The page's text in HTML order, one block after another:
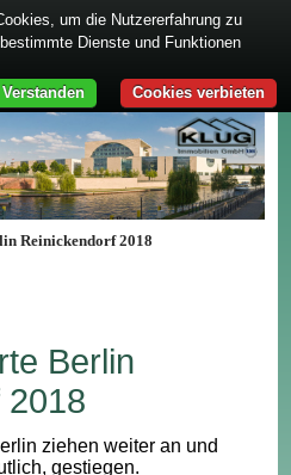
Reinickendorf 2018
Berlin
2018
ziehen weiter an und
gestiegen.
um die Nutzererfahrung zu
Dienste und Funktionen
Cookies verbieten
Verstanden